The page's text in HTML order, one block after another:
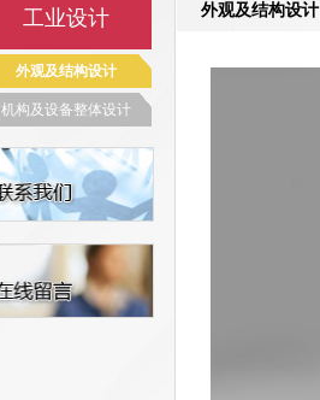
工业设计
外观及结构设计
机构及设备整体设计
外观及结构设计